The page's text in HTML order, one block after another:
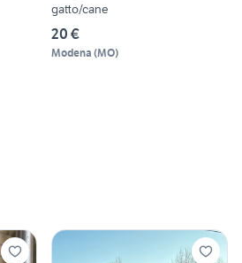
gatto/cane
20 €
Modena (MO)